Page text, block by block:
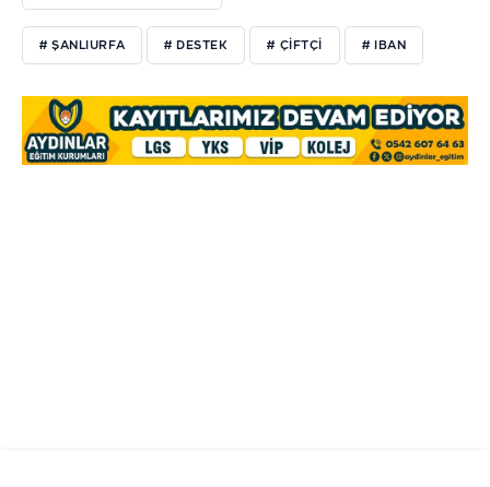
# ŞANLIURFA # DESTEK # ÇIFTÇI # IBAN